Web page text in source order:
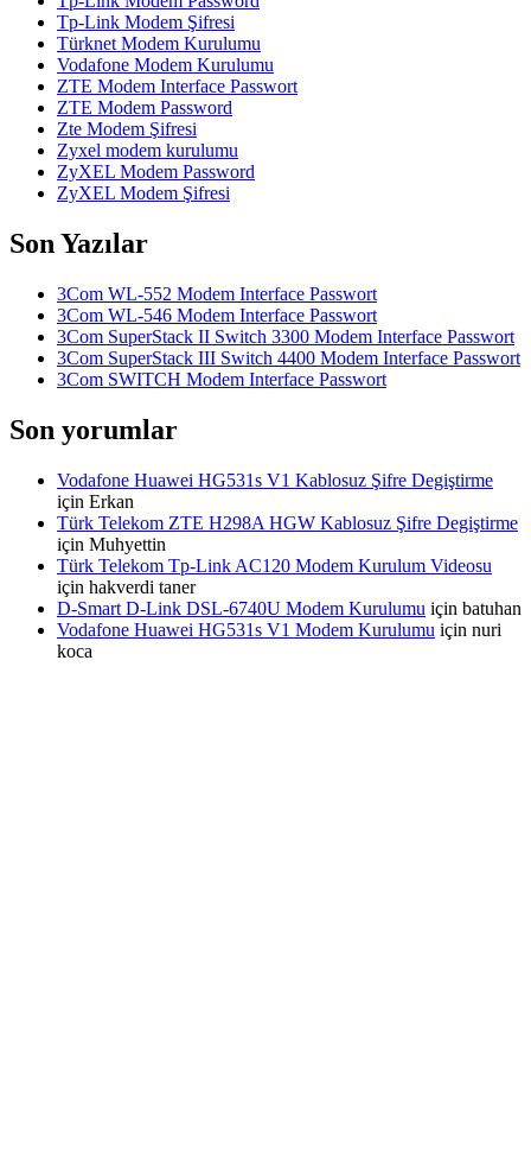
Tp-Link Modem Şifresi
Türknet Modem Kurulumu
Vodafone Modem Kurulumu
ZTE Modem Interface Passwort
ZTE Modem Password
Zte Modem Şifresi
Zyxel modem kurulumu
ZyXEL Modem Password
ZyXEL Modem Şifresi
Son Yazılar
3Com WL-552 Modem Interface Passwort
3Com WL-546 Modem Interface Passwort
3Com SuperStack II Switch 3300 Modem Interface Passwort
3Com SuperStack III Switch 4400 Modem Interface Passwort
3Com SWITCH Modem Interface Passwort
Son yorumlar
Vodafone Huawei HG531s V1 Kablosuz Şifre Degiştirme
için Erkan
Türk Telekom ZTE H298A HGW Kablosuz Şifre Degiştirme
için Muhyettin
Türk Telekom Tp-Link AC120 Modem Kurulum Videosu
için hakverdi taner
D-Smart D-Link DSL-6740U Modem Kurulumu için batuhan
Vodafone Huawei HG531s V1 Modem Kurulumu için nuri
koca